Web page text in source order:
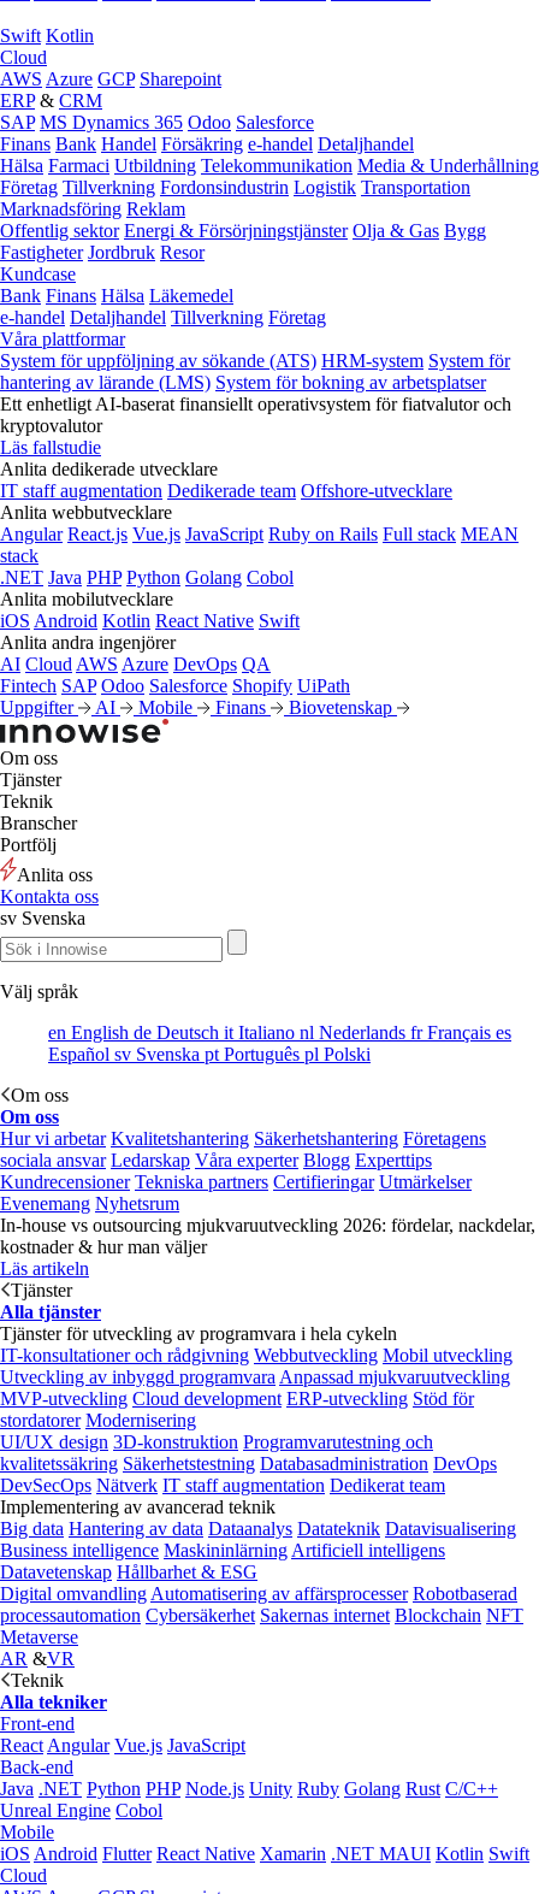
Swift Kotlin
Cloud
AWS Azure GCP Sharepoint
ERP& CRM
SAP MS Dynamics 365 Odoo Salesforce
Finans Bank Handel Försäkring e‑handel Detaljhandel
Hälsa Farmaci Utbildning Telekommunikation Media & Underhållning
Företag Tillverkning Fordonsindustrin Logistik Transportation
Marknadsföring Reklam
Offentlig sektor Energi & Försörjningstjänster Olja & Gas Bygg
Fastigheter Jordbruk Resor
Kundcase
Bank Finans Hälsa Läkemedel
e‑handel Detaljhandel Tillverkning Företag
Våra plattformar
System för uppföljning av sökande (ATS) HRM-system System för
hantering av lärande (LMS) System för bokning av arbetsplatser
Ett enhetligt AI-baserat finansiellt operativsystem för fiatvalutor och
kryptovalutor
Läs fallstudie
Anlita dedikerade utvecklare
IT staff augmentation Dedikerade team Offshore-utvecklare
Anlita webbutvecklare
Angular React.js Vue.js JavaScript Ruby on Rails Full stack MEAN
stack
.NET Java PHP Python Golang Cobol
Anlita mobilutvecklare
iOS Android Kotlin React Native Swift
Anlita andra ingenjörer
AI Cloud AWS Azure DevOps QA
Fintech SAP Odoo Salesforce Shopify UiPath
Uppgifter
AI Mobile Finans Biovetenskap
Om oss
Tjänster
Teknik
Branscher
Portfölj
Anlita oss
Kontakta oss
sv Svenska
Välj språk
en English de Deutsch it Italiano nl Nederlands frFrançais es
Español sv Svenska pt Português pl Polski
Om oss
Om oss
Hur vi arbetar Kvalitetshantering Säkerhetshantering Företagens
sociala ansvar Ledarskap Våra experter Blogg Experttips
Kundrecensioner Tekniska partners Certifieringar Utmärkelser
Evenemang Nyhetsrum
In-house vs outsourcing mjukvaruutveckling 2026: fördelar, nackdelar,
kostnader & hur man väljer
Läs artikeln
Tjänster
Alla tjänster
Tjänster för utveckling av programvara i hela cykeln
IT-konsultationer och rådgivning Webbutveckling Mobil utveckling
Utveckling av inbyggd programvara Anpassad mjukvaruutveckling
MVP-utveckling Cloud development ERP-utveckling Stöd för
stordatorer Modernisering
UI/UX design 3D-konstruktion Programvarutestning och
kvalitetssäkring Säkerhetstestning Databasadministration DevOps
DevSecOps Nätverk IT staff augmentation Dedikerat team
Implementering av avancerad teknik
Big data Hantering av data Dataanalys Datateknik Datavisualisering
Business intelligence Maskininlärning Artificiell intelligens
Datavetenskap Hållbarhet & ESG
Digital omvandling Automatisering av affärsprocesser Robotbaserad
processautomation Cybersäkerhet Sakernas internet Blockchain NFT
Metaverse
AR &VR
Teknik
Alla tekniker
Front-end
React Angular Vue.js JavaScript
Back-end
Java .NET Python PHP Node.js Unity Ruby Golang Rust C/C++
Unreal Engine Cobol
Mobile
iOS Android Flutter React Native Xamarin .NET MAUI Kotlin Swift
Cloud